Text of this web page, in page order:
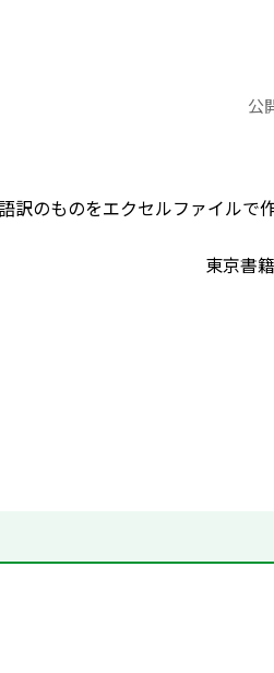
公
のものをエクセルファイルで
東京書